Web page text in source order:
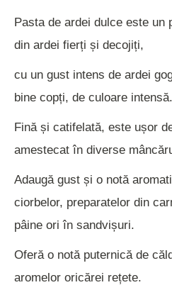
Pasta de ardei dulce este un
din ardei fierți și decojiți,
cu un gust intens de ardei
bine copți, de culoare intensă.
Fină și catifelată, este ușor
amestecat în diverse
Adaugă gust și o notă
ciorbelor, preparatelor din
pâine ori în sandvișuri.
Oferă o notă puternică de
aromelor oricărei rețete.